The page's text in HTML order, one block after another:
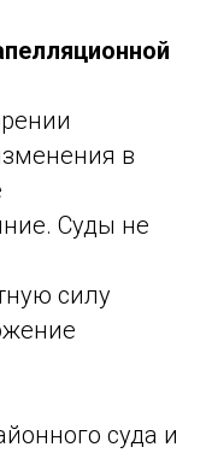
в
Суды не
силу
суда и